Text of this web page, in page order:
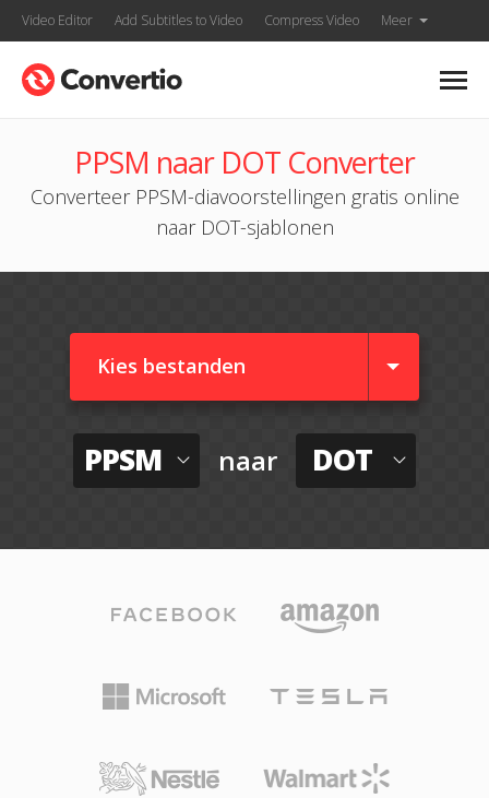
Video Editor Add Subtitles to Video Compress Video Meer
PPSM naar DOT Converter
Converteer PPSM-diavoorstellingen gratis online
naar DOT-sjablonen
Kies bestanden
PPSM naar DOT